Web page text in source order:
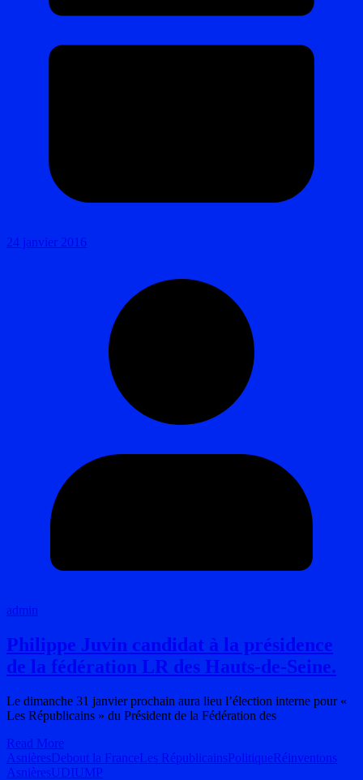
24 janvier 2016
admin
Philippe Juvin candidat à la présidence
de la fédération LR des Hauts-de-Seine.
Le dimanche 31 janvier prochain aura lieu l’élection interne pour «
Les Républicains » du Président de la Fédération des
Read More
AsnièresDebout la FranceLes RépublicainsPolitiqueRéinventons
AsnièresUDIUMP